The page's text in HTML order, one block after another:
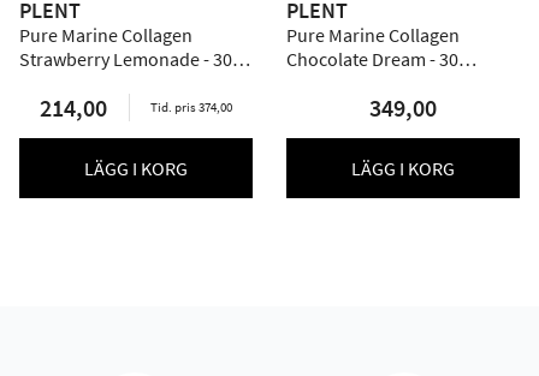
PLENT
Pure Marine Collagen
Strawberry Lemonade - 30
214,00 Tid. pris 374,00
LÄGG I KORG
PLENT
Pure Marine Collagen
Chocolate Dream - 30
349,00
LÄGG I KORG